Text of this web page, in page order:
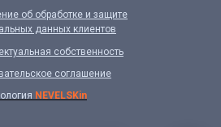
соглашение
об обработке и защите
данных клиентов
собственность
NEVELSKin